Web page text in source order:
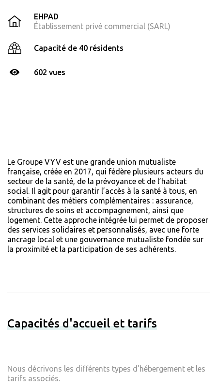
EHPAD
Établissement privé commercial (SARL)
Capacité de 40 résidents
602 vues
Le Groupe VYV est une grande union mutualiste
française, créée en 2017, qui fédère plusieurs acteurs du
secteur de la santé, de la prévoyance et de l’habitat
social. Il agit pour garantir l’accès à la santé à tous, en
combinant des métiers complémentaires : assurance,
structures de soins et accompagnement, ainsi que
logement. Cette approche intégrée lui permet de proposer
des services solidaires et personnalisés, avec une forte
ancrage local et une gouvernance mutualiste fondée sur
la proximité et la participation de ses adhérents.
Capacités d'accueil et tarifs
Nous décrivons les différents types d'hébergement et les
tarifs associés.